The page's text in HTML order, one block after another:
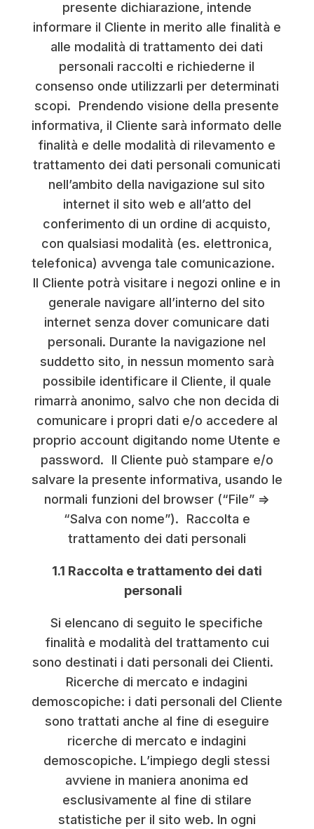
presente dichiarazione, intende
informare il Cliente in merito alle finalità e
alle modalità di trattamento dei dati
personali raccolti e richiederne il
consenso onde utilizzarli per determinati
scopi. Prendendo visione della presente
informativa, il Cliente sarà informato delle
finalità e delle modalità di rilevamento e
trattamento dei dati personali comunicati
nell’ambito della navigazione sul sito
internet il sito web e all’atto del
conferimento di un ordine di acquisto,
con qualsiasi modalità (es. elettronica,
telefonica) avvenga tale comunicazione.
Il Cliente potrà visitare i negozi online e in
generale navigare all’interno del sito
internet senza dover comunicare dati
personali. Durante la navigazione nel
suddetto sito, in nessun momento sarà
possibile identificare il Cliente, il quale
rimarrà anonimo, salvo che non decida di
comunicare i propri dati e/o accedere al
proprio account digitando nome Utente e
password. Il Cliente può stampare e/o
salvare la presente informativa, usando le
normali funzioni del browser (“File” =>
“Salva con nome”). Raccolta e
trattamento dei dati personali
1.1 Raccolta e trattamento dei dati
personali
Si elencano di seguito le specifiche
finalità e modalità del trattamento cui
sono destinati i dati personali dei Clienti.
Ricerche di mercato e indagini
demoscopiche: i dati personali del Cliente
sono trattati anche al fine di eseguire
ricerche di mercato e indagini
demoscopiche. L’impiego degli stessi
avviene in maniera anonima ed
esclusivamente al fine di stilare
statistiche per il sito web. In ogni